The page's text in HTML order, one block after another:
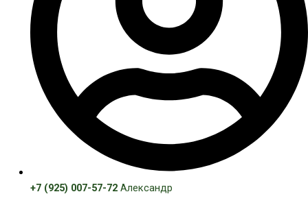
+7 (925) 007-57-72Александр